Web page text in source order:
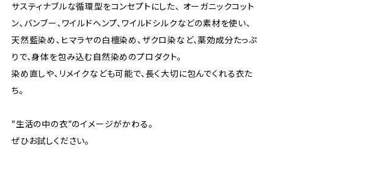
サスティナブルな循環型をコンセプトにした、 オーガニックコット
ン、バンブー、ワイルドヘンプ、ワイルドシルクなどの素材を使い、
天然藍染め、ヒマラヤの白檀染め、ザクロ染など、薬効成分たっぷ
りで、身体を包み込む自然染めのプロダクト。
染め直しや、リメイクなども可能で、長く大切に包んでくれる衣た
ち。
”生活の中の衣”のイメージがかわる。
ぜひお試しください。